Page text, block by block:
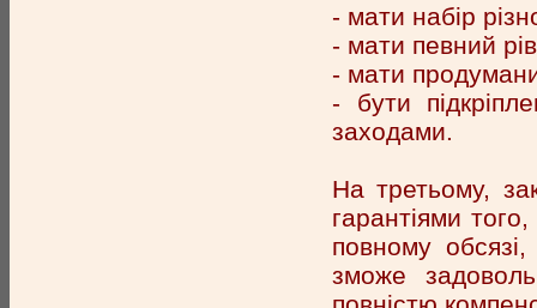
- мати набір
- мати певний
- мати
- бути
заходами.
На третьому,
гарантіями
повному
зможе